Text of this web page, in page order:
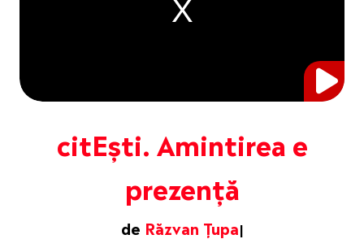
citEști. Amintirea e
prezență
de Răzvan Țupa